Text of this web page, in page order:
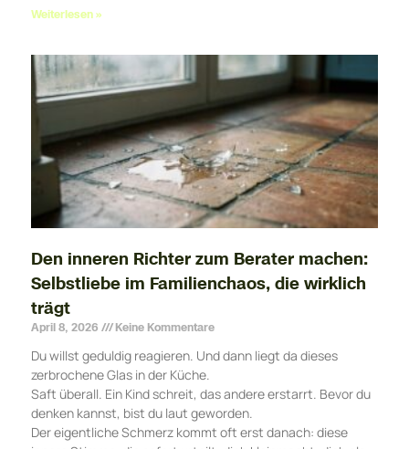
Weiterlesen »
Den inneren Richter zum Berater machen:
Selbstliebe im Familienchaos, die wirklich
trägt
April 8, 2026 Keine Kommentare
Du willst geduldig reagieren. Und dann liegt da dieses
zerbrochene Glas in der Küche.
Saft überall. Ein Kind schreit, das andere erstarrt. Bevor du
denken kannst, bist du laut geworden.
Der eigentliche Schmerz kommt oft erst danach: diese